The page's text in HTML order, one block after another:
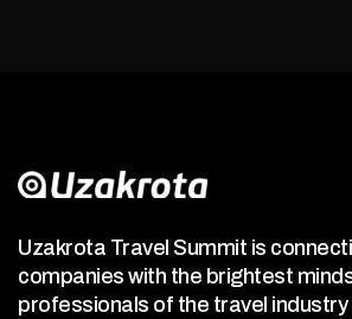
Uzakrota Travel Summit is
companies with the brightest
professionals of the travel industry